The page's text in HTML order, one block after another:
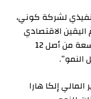
لشركة كوني،
الاقتصادي
والجيوسياسي في العالم، فإن تسعة من أصل 12
إلكا هارا